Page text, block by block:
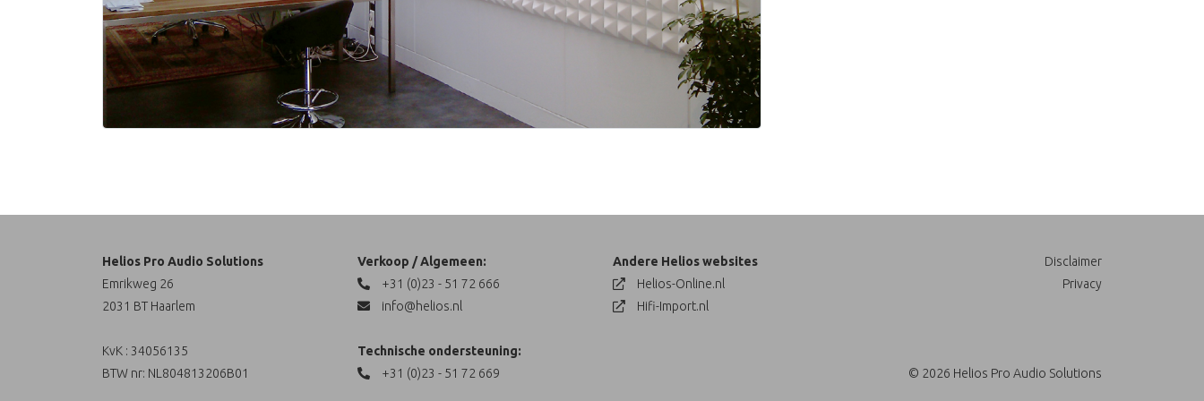
Helios Pro Audio Solutions
Emrikweg 26
2031 BT Haarlem
KvK : 34056135
BTW nr: NL804813206B01
Verkoop / Algemeen:
+31 (0)23 - 51 72 666
info@helios.nl
Technische ondersteuning:
+31 (0)23 - 51 72 669
Andere Helios websites
Helios-Online.nl
Hifi-Import.nl
Disclaimer
Privacy
© 2026 Helios Pro Audio Solutions